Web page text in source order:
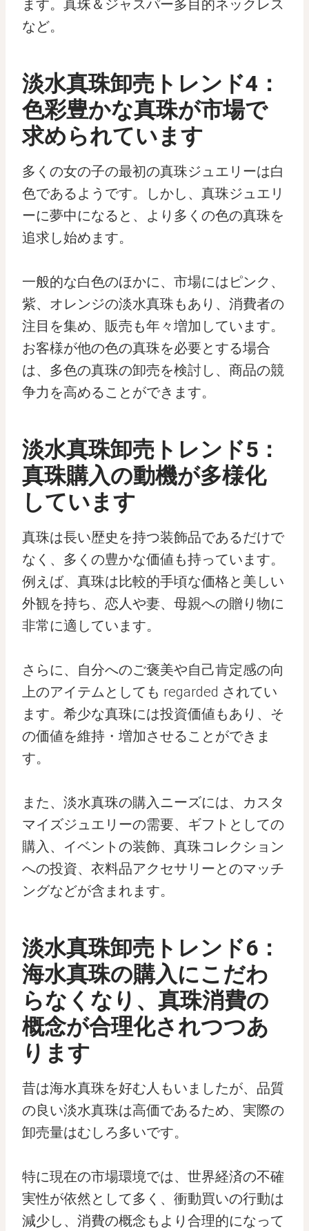
ます。真珠＆ジャスパー多目的ネックレス
など。
淡水真珠卸売トレンド4：
色彩豊かな真珠が市場で
求められています
多くの女の子の最初の真珠ジュエリーは白
色であるようです。しかし、真珠ジュエリ
ーに夢中になると、より多くの色の真珠を
追求し始めます。
一般的な白色のほかに、市場にはピンク、
紫、オレンジの淡水真珠もあり、消費者の
注目を集め、販売も年々増加しています。
お客様が他の色の真珠を必要とする場合
は、多色の真珠の卸売を検討し、商品の競
争力を高めることができます。
淡水真珠卸売トレンド5：
真珠購入の動機が多様化
しています
真珠は長い歴史を持つ装飾品であるだけで
なく、多くの豊かな価値も持っています。
例えば、真珠は比較的手頃な価格と美しい
外観を持ち、恋人や妻、母親への贈り物に
非常に適しています。
さらに、自分へのご褒美や自己肯定感の向
上のアイテムとしても regarded されてい
ます。希少な真珠には投資価値もあり、そ
の価値を維持・増加させることができま
す。
また、淡水真珠の購入ニーズには、カスタ
マイズジュエリーの需要、ギフトとしての
購入、イベントの装飾、真珠コレクション
への投資、衣料品アクセサリーとのマッチ
ングなどが含まれます。
淡水真珠卸売トレンド6：
海水真珠の購入にこだわ
らなくなり、真珠消費の
概念が合理化されつつあ
ります
昔は海水真珠を好む人もいましたが、品質
の良い淡水真珠は高価であるため、実際の
卸売量はむしろ多いです。
特に現在の市場環境では、世界経済の不確
実性が依然として多く、衝動買いの行動は
減少し、消費の概念もより合理的になって